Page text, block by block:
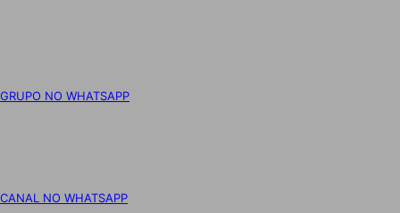
GRUPO NO WHATSAPP
CANAL NO WHATSAPP